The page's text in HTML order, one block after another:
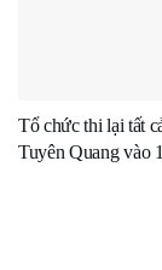
Tổ chức thi lại tất
Tuyên Quang vào